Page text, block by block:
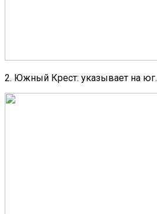
2. Южный Крест: указывает на юг.